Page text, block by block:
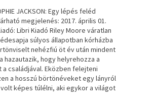
JACKSON: Egy lépés feléd
megjelenés: 2017. április 01.
Libri Kiadó Riley Moore váratlan
súlyos állapotban kórházba
nehézfiú öt év után mindent
hazautazik, hogy helyrehozza a
családjával. Eközben felejteni
a hosszú börtönéveket egy lányról
képes túlélni, aki egykor a világot